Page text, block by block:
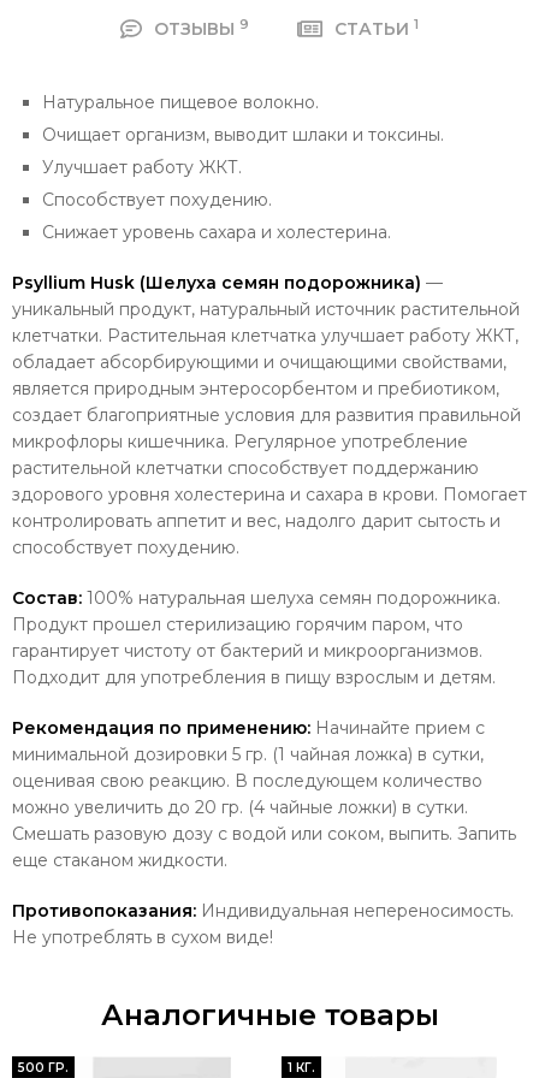
ОТЗЫВЫ 9 СТАТЬИ 1
Натуральное пищевое волокно.
Очищает организм, выводит шлаки и токсины.
Улучшает работу ЖКТ.
Способствует похудению.
Снижает уровень сахара и холестерина.
Psyllium Husk (Шелуха семян подорожника) —
уникальный продукт, натуральный источник растительной
клетчатки. Растительная клетчатка улучшает работу ЖКТ,
обладает абсорбирующими и очищающими свойствами,
является природным энтеросорбентом и пребиотиком,
создает благоприятные условия для развития правильной
микрофлоры кишечника. Регулярное употребление
растительной клетчатки способствует поддержанию
здорового уровня холестерина и сахара в крови. Помогает
контролировать аппетит и вес, надолго дарит сытость и
способствует похудению.
Состав: 100% натуральная шелуха семян подорожника.
Продукт прошел стерилизацию горячим паром, что
гарантирует чистоту от бактерий и микроорганизмов.
Подходит для употребления в пищу взрослым и детям.
Рекомендация по применению: Начинайте прием с
минимальной дозировки 5 гр. (1 чайная ложка) в сутки,
оценивая свою реакцию. В последующем количество
можно увеличить до 20 гр. (4 чайные ложки) в сутки.
Смешать разовую дозу с водой или соком, выпить. Запить
еще стаканом жидкости.
Противопоказания: Индивидуальная непереносимость.
Не употреблять в сухом виде!
Аналогичные товары
500 ГР. 1 КГ.